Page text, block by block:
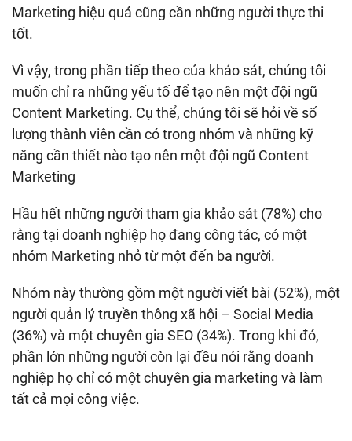
Marketing hiệu quả cũng cần những người thực thi
tốt.
Vì vậy, trong phần tiếp theo của khảo sát, chúng tôi
muốn chỉ ra những yếu tố để tạo nên một đội ngũ
Content Marketing. Cụ thể, chúng tôi sẽ hỏi về số
lượng thành viên cần có trong nhóm và những kỹ
năng cần thiết nào tạo nên một đội ngũ Content
Marketing
Hầu hết những người tham gia khảo sát (78%) cho
rằng tại doanh nghiệp họ đang công tác, có một
nhóm Marketing nhỏ từ một đến ba người.
Nhóm này thường gồm một người viết bài (52%), một
người quản lý truyền thông xã hội – Social Media
(36%) và một chuyên gia SEO (34%). Trong khi đó,
phần lớn những người còn lại đều nói rằng doanh
nghiệp họ chỉ có một chuyên gia marketing và làm
tất cả mọi công việc.